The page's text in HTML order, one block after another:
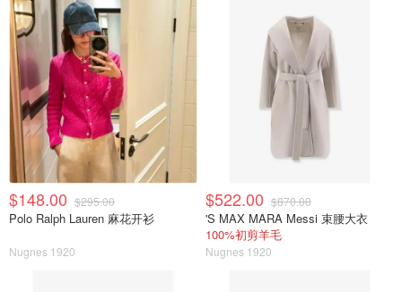
$148.00 $295.00
Polo Ralph Lauren 麻花开衫
Nugnes 1920
$522.00 $870.00
'S MAX MARA Messi 束腰大衣
100%初剪羊毛
Nugnes 1920